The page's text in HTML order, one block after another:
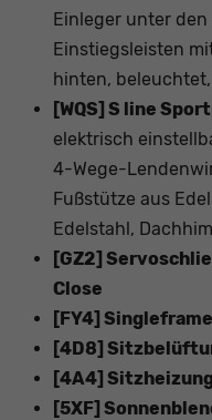
Einleger unter
Einstiegsleisten
hinten,
[WQS] S line
elektrisch
4-Wege-
Fußstütze aus
Edelstahl,
[GZ2]
Close
[FY4]
[4D8]
[4A4]
[5XF]